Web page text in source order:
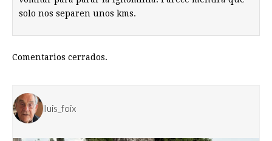
solo nos separen unos kms.
Comentarios cerrados.
lluis_foix